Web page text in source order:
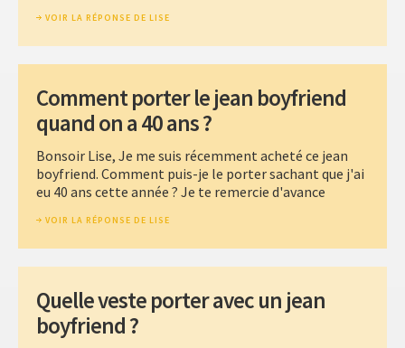
VOIR LA RÉPONSE DE LISE
Comment porter le jean boyfriend
quand on a 40 ans ?
Bonsoir Lise, Je me suis récemment acheté ce jean
boyfriend. Comment puis-je le porter sachant que j'ai
eu 40 ans cette année ? Je te remercie d'avance
VOIR LA RÉPONSE DE LISE
Quelle veste porter avec un jean
boyfriend ?